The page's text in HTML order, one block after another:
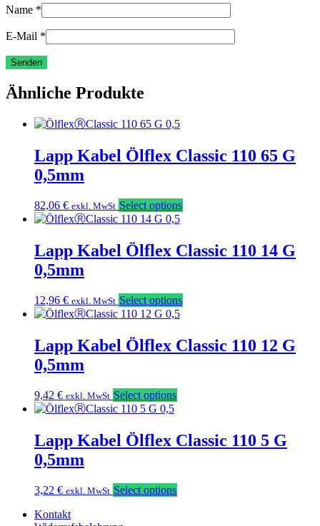
Name *
E-Mail *
Ähnliche Produkte
Lapp Kabel Ölflex Classic 110 65 G
0,5mm
82,06 € exkl. MwSt Select options
Lapp Kabel Ölflex Classic 110 14 G
0,5mm
12,96 € exkl. MwSt Select options
Lapp Kabel Ölflex Classic 110 12 G
0,5mm
9,42 € exkl. MwSt Select options
Lapp Kabel Ölflex Classic 110 5 G
0,5mm
3,22 € exkl. MwSt Select options
Kontakt